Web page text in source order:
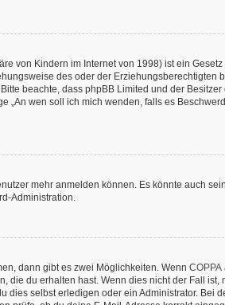
von Kindern im Internet von 1998) ist ein
des oder der Erziehungsberechtigten
beachte, dass phpBB Limited und der
wen soll ich mich wenden, falls es
mehr anmelden können. Es könnte auch
Administration.
dann gibt es zwei Möglichkeiten. Wenn COPPA
du erhalten hast. Wenn dies nicht der Fall
selbst erledigen oder ein Administrator. Bei